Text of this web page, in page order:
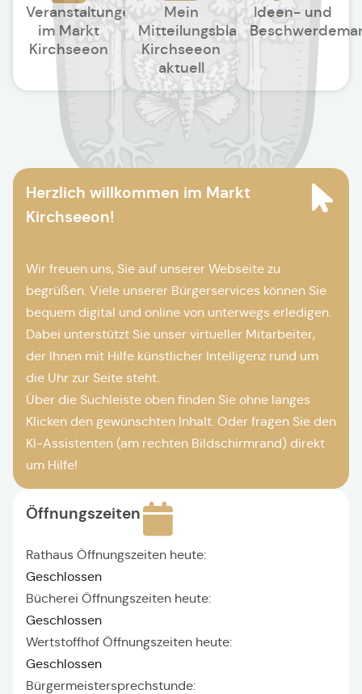
Veranstaltungen
im Markt
Kirchseeon
Mein
Mitteilungsblatt
Kirchseeon
aktuell
Ideen- und
Herzlich willkommen im Markt
Kirchseeon!
Wir freuen uns, Sie auf unserer Webseite zu
begrüßen. Viele unserer Bürgerservices können Sie
bequem digital und online von unterwegs erledigen.
Dabei unterstützt Sie unser virtueller Mitarbeiter,
der Ihnen mit Hilfe künstlicher Intelligenz rund um
die Uhr zur Seite steht.
Über die Suchleiste oben finden Sie ohne langes
Klicken den gewünschten Inhalt. Oder fragen Sie den
KI-Assistenten (am rechten Bildschirmrand) direkt
um Hilfe!
Öffnungszeiten
Rathaus Öffnungszeiten heute:
Geschlossen
Bücherei Öffnungszeiten heute:
Geschlossen
Wertstoffhof Öffnungszeiten heute:
Geschlossen
Bürgermeistersprechstunde: